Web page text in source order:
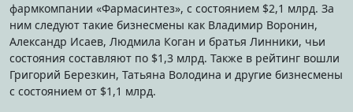
фармкомпании «Фармасинтез», с состоянием $2,1 млрд. За
ним следуют такие бизнесмены как Владимир Воронин,
Александр Исаев, Людмила Коган и братья Линники, чьи
состояния составляют по $1,3 млрд. Также в рейтинг вошли
Григорий Березкин, Татьяна Володина и другие бизнесмены
с состоянием от $1,1 млрд.